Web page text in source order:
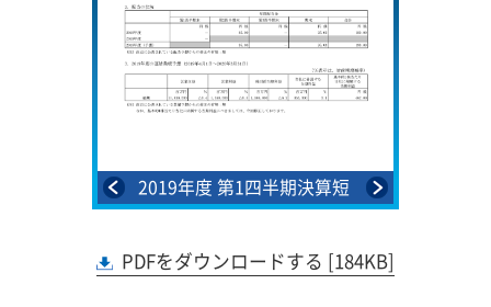
2019年度 第1四半期決算短
PDFをダウンロードする [184KB]